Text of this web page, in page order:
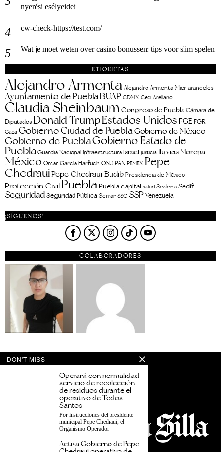
nyerési esélyeidet
cw-check-https://test.com/
Wat je moet weten over casino bonussen: tips voor slim spelen
ETIQUETAS
Alejandro Armenta Alejandro Armenta Mier aranceles
Ayuntamiento de PueblaBUAP CDMX Ceci Arellano
Claudia SheinbaumCongreso de Puebla Cámara de
Diputados Donald TrumpEstados Unidos FGEFGR
Gaza Gobierno Ciudad de PueblaGobierno de México
Gobierno de PueblaGobierno Estado de
PueblaGuardia Nacional Infraestructura Israel justicia lluviasMorena
México Omar García Harfuch ONU PAN PEMEX Pepe
ChedrauiPepe Chedraui BudibPresidencia de México
Protección Civil PueblaPuebla capital salud Sedena Sedif
SeguridadSeguridad Pública Semar SSC SSPVenezuela
¡SÍGUENOS!
COLABORADORES
DON'T MISS
Operará con normalidad
servicio de recolección
de residuos durante el
operativo de Todos
Santos
Por instrucciones del presidente
municipal Pepe Chedraui, el
Organismo Operador
Activa Gobierno de Pepe